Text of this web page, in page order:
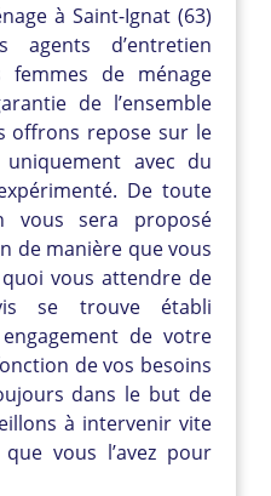
à Saint-Ignat (63)
d’entretien
femmes de ménage
de l’ensemble
offrons repose sur le
avec du
De toute
vous sera proposé
de manière que vous
vous attendre de
se trouve établi
de votre
de vos besoins
dans le but de
à intervenir vite
vous l’avez pour